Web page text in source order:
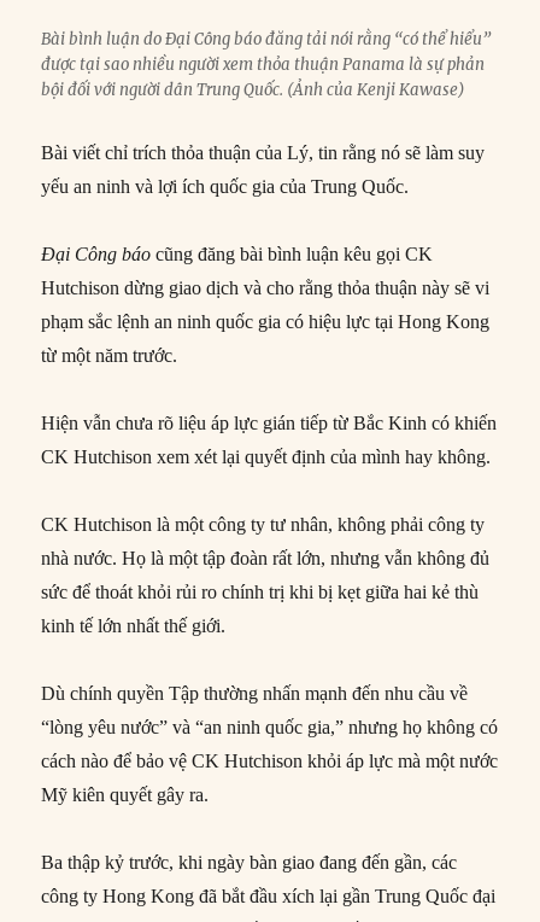
Bài bình luận do Đại Công báo đăng tải nói rằng “có thể hiểu”
được tại sao nhiều người xem thỏa thuận Panama là sự phản
bội đối với người dân Trung Quốc. (Ảnh của Kenji Kawase)
Bài viết chỉ trích thỏa thuận của Lý, tin rằng nó sẽ làm suy
yếu an ninh và lợi ích quốc gia của Trung Quốc.
Đại Công báo cũng đăng bài bình luận kêu gọi CK
Hutchison dừng giao dịch và cho rằng thỏa thuận này sẽ vi
phạm sắc lệnh an ninh quốc gia có hiệu lực tại Hong Kong
từ một năm trước.
Hiện vẫn chưa rõ liệu áp lực gián tiếp từ Bắc Kinh có khiến
CK Hutchison xem xét lại quyết định của mình hay không.
CK Hutchison là một công ty tư nhân, không phải công ty
nhà nước. Họ là một tập đoàn rất lớn, nhưng vẫn không đủ
sức để thoát khỏi rủi ro chính trị khi bị kẹt giữa hai kẻ thù
kinh tế lớn nhất thế giới.
Dù chính quyền Tập thường nhấn mạnh đến nhu cầu về
“lòng yêu nước” và “an ninh quốc gia,” nhưng họ không có
cách nào để bảo vệ CK Hutchison khỏi áp lực mà một nước
Mỹ kiên quyết gây ra.
Ba thập kỷ trước, khi ngày bàn giao đang đến gần, các
công ty Hong Kong đã bắt đầu xích lại gần Trung Quốc đại